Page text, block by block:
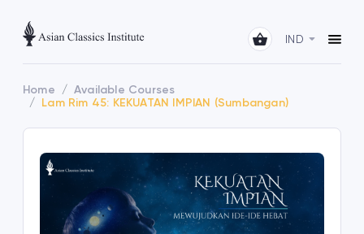
IND
Home
Available Courses
Lam Rim 45: KEKUATAN IMPIAN (Sumbangan)